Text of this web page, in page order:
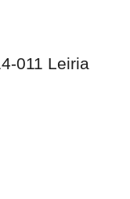
011 Leiria